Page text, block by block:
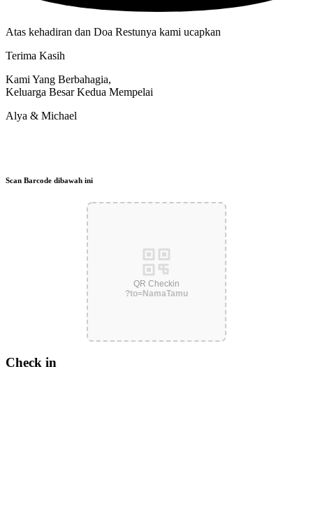
Atas kehadiran dan Doa Restunya kami ucapkan
Terima Kasih
Kami Yang Berbahagia,
Keluarga Besar Kedua Mempelai
Alya & Michael
Scan Barcode dibawah ini
QR Checkin
?to=NamaTamu
Check in